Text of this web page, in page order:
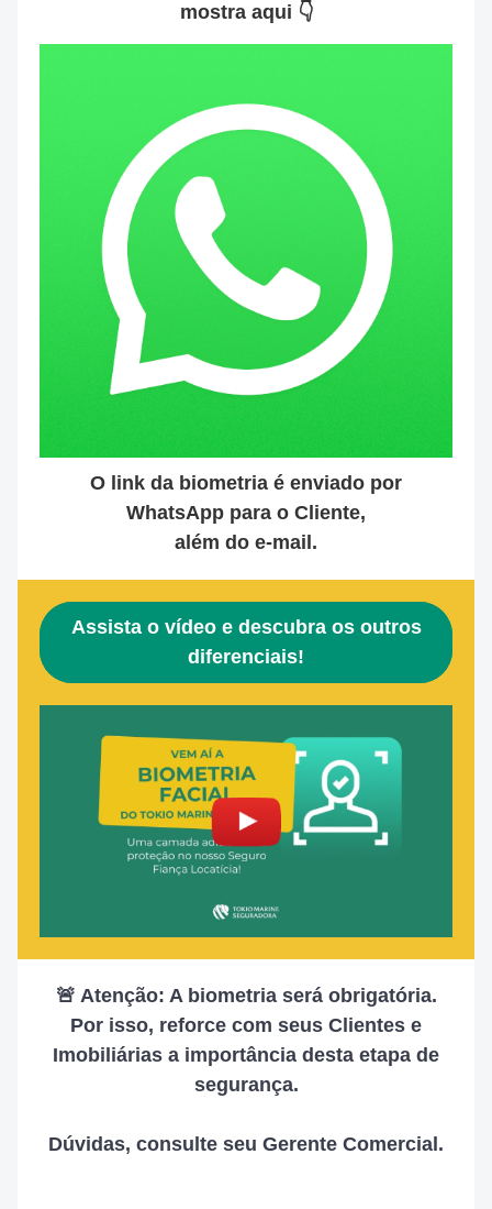
mostra aqui 👇
O link da biometria é enviado por
WhatsApp para o Cliente,
além do e-mail.
Assista o vídeo e descubra os outros
diferenciais!
🚨 Atenção: A biometria será obrigatória.
Por isso, reforce com seus Clientes e
Imobiliárias a importância desta etapa de
segurança.
Dúvidas, consulte seu Gerente Comercial.